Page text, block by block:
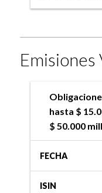
Emisiones
hasta $
$ 50.000
FECHA
ISIN